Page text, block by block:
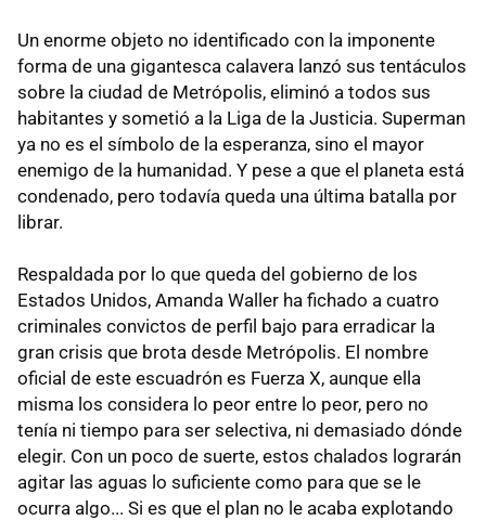
Un enorme objeto no identificado con la imponente
forma de una gigantesca calavera lanzó sus tentáculos
sobre la ciudad de Metrópolis, eliminó a todos sus
habitantes y sometió a la Liga de la Justicia. Superman
ya no es el símbolo de la esperanza, sino el mayor
enemigo de la humanidad. Y pese a que el planeta está
condenado, pero todavía queda una última batalla por
librar.
Respaldada por lo que queda del gobierno de los
Estados Unidos, Amanda Waller ha fichado a cuatro
criminales convictos de perfil bajo para erradicar la
gran crisis que brota desde Metrópolis. El nombre
oficial de este escuadrón es Fuerza X, aunque ella
misma los considera lo peor entre lo peor, pero no
tenía ni tiempo para ser selectiva, ni demasiado dónde
elegir. Con un poco de suerte, estos chalados lograrán
agitar las aguas lo suficiente como para que se le
ocurra algo... Si es que el plan no le acaba explotando